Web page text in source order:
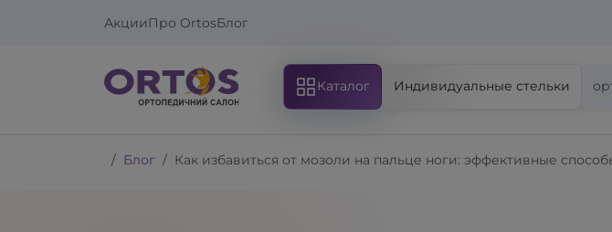
АкцииПро OrtosБлог
Каталог Индивидуальные стельки
Блог Как избавиться от мозоли на пальце ноги: эффективные